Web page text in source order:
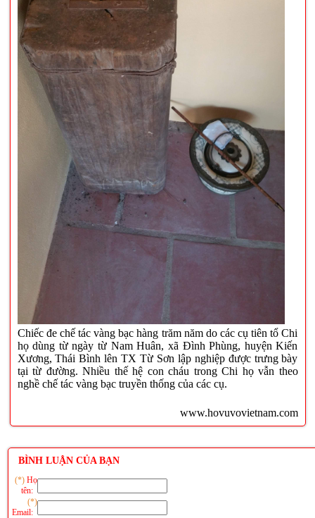
Chiếc đe chế tác vàng bạc hàng trăm năm do các cụ tiên tổ Chi
họ dùng từ ngày từ Nam Huân, xã Đình Phùng, huyện Kiến
Xương, Thái Bình lên TX Từ Sơn lập nghiệp được trưng bày
tại từ đường. Nhiều thế hệ con cháu trong Chi họ vẫn theo
nghề chế tác vàng bạc truyền thống của các cụ.
www.hovuvovietnam.com
BÌNH LUẬN CỦA BẠN
(*) Họ
tên:
(*)
Email: